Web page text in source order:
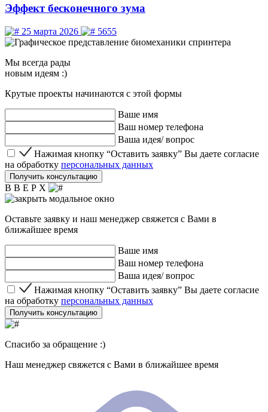
Эффект бесконечного зума
25 марта 2026 5655
Мы всегда рады
новым идеям :)
Крутые проекты начинаются с этой формы
Ваше имя
Ваш номер телефона
Ваша идея/ вопрос
Нажимая кнопку “Оставить заявку” Вы даете согласие
Нажимая кнопку “Оставить заявку” Вы даете согласие
на обработку персональных данных
Получить консультацию
В В Е Р Х
Оставьте заявку и наш менеджер свяжется с Вами в
ближайшее время
Ваше имя
Ваш номер телефона
Ваша идея/ вопрос
Нажимая кнопку “Оставить заявку” Вы даете согласие
Нажимая кнопку “Оставить заявку” Вы даете согласие
на обработку персональных данных
Получить консультацию
Спасибо за обращение :)
Наш менеджер свяжется с Вами в ближайшее время